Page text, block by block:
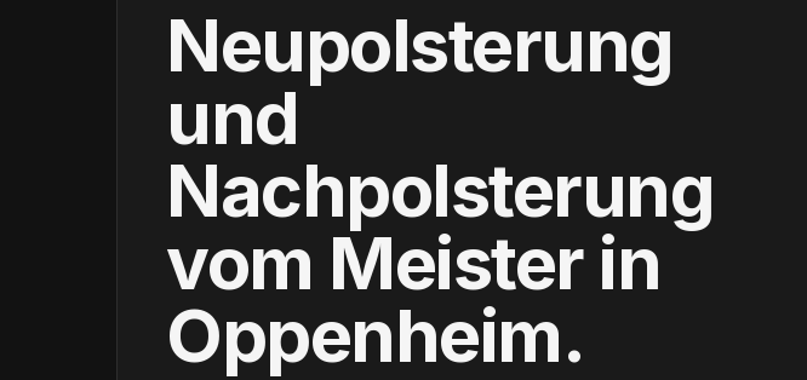
Neupolsterung
und
Nachpolsterung
vom Meisterin
Oppenheim.